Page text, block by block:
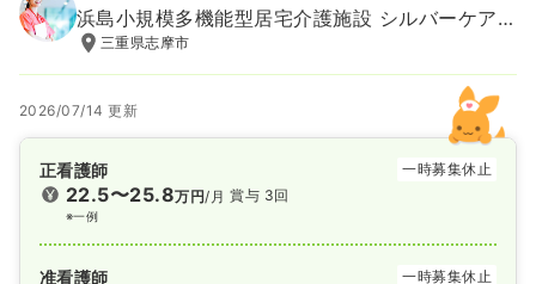
浜島小規模多機能型居宅介護施設 シルバーケア豊壽園
三重県志摩市
2026/07/14 更新
正看護師 一時募集休止
22.5〜25.8万円/月
※一例
賞与 3回
准看護師 一時募集休止